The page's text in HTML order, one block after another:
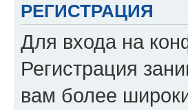
РЕГИСТРАЦИЯ
Для входа на
Регистрация
вам более